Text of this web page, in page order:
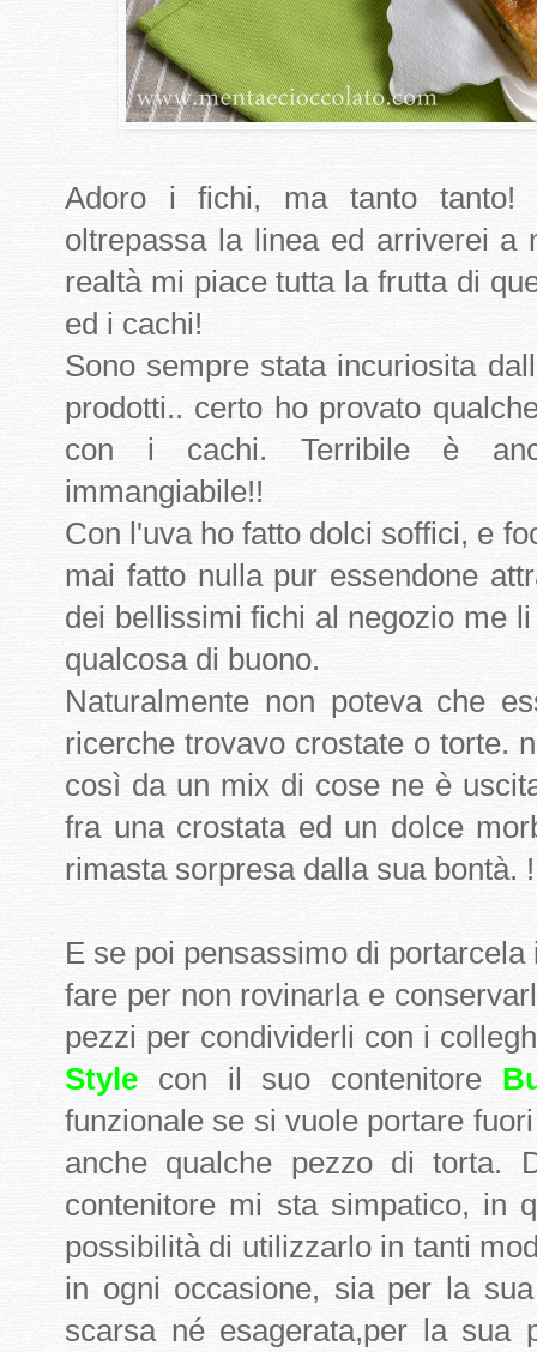
Adoro i fichi, ma tanto tanto!
oltrepassa la linea ed arriverei a
realtà mi piace tutta la frutta di
ed i cachi!
Sono sempre stata incuriosita
prodotti.. certo ho provato
con i cachi. Terribile è
immangiabile!!
Con l'uva ho fatto dolci soffici, e
mai fatto nulla pur essendone
dei bellissimi fichi al negozio me
qualcosa di buono.
Naturalmente non poteva che
ricerche trovavo crostate o torte.
così da un mix di cose ne è
fra una crostata ed un dolce
rimasta sorpresa dalla sua bontà.
E se poi pensassimo di
fare per non rovinarla e
pezzi per condividerli con i
Style con il suo contenitore
funzionale se si vuole portare
anche qualche pezzo di torta.
contenitore mi sta simpatico, in
possibilità di utilizzarlo in tanti
in ogni occasione, sia per la
scarsa né esagerata,per la sua